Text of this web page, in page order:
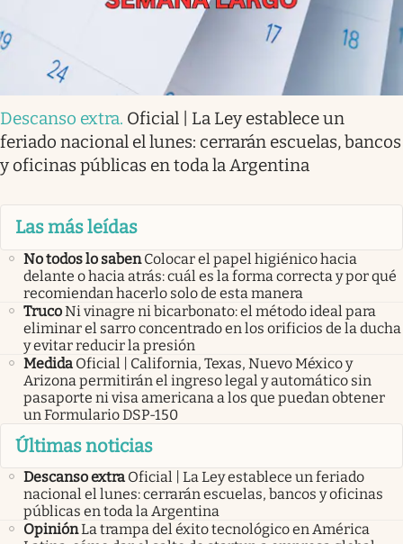
Descanso extra. Oficial | La Ley establece un
feriado nacional el lunes: cerrarán escuelas, bancos
y oficinas públicas en toda la Argentina
Las más leídas
No todos lo saben Colocar el papel higiénico hacia
delante o hacia atrás: cuál es la forma correcta y por qué
recomiendan hacerlo solo de esta manera
TrucoNi vinagre ni bicarbonato: el método ideal para
eliminar el sarro concentrado en los orificios de la ducha
y evitar reducir la presión
Medida Oficial | California, Texas, Nuevo México y
Arizona permitirán el ingreso legal y automático sin
pasaporte ni visa americana a los que puedan obtener
un Formulario DSP-150
Últimas noticias
Descanso extra Oficial | La Ley establece un feriado
nacional el lunes: cerrarán escuelas, bancos y oficinas
públicas en toda la Argentina
OpiniónLa trampa del éxito tecnológico en América